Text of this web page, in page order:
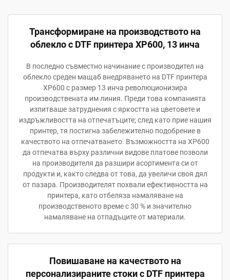
Трансформиране на производството на
облекло с DTF принтера XP600, 13 инча
В последно съвместно начинание с производител на
облекло среден мащаб внедряването на DTF принтера
XP600 с размер 13 инча революционизира
производствената им линия. Преди това компанията
изпитваше затруднения с яркостта на цветовете и
издръжливостта на отпечатъците; след като прие нашия
принтер, тя постигна забележително подобрение в
качеството на отпечатването. Възможността на XP600
да отпечатва върху различни видове платове позволи
на производителя да разшири асортимента си от
продукти и, както следва от това, да увеличи своя дял
от пазара. Производителят похвали ефективността на
принтера, като отбеляза намаляване на
производственото време с 30 % и значително
намаляване на отпадъците от материали.
Повишаване на качеството на
персонализираните стоки с DTF принтера